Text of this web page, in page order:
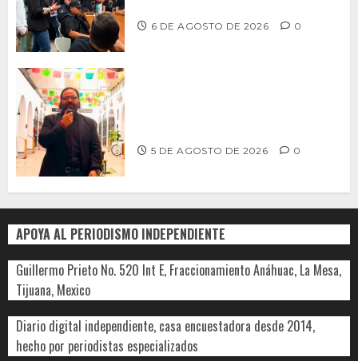
6 DE AGOSTO DE 2026 0
5 DE AGOSTO DE 2026 0
APOYA AL PERIODISMO INDEPENDIENTE
Guillermo Prieto No. 520 Int E, Fraccionamiento Anáhuac, La Mesa,
Tijuana, Mexico
Diario digital independiente, casa encuestadora desde 2014,
hecho por periodistas especializados